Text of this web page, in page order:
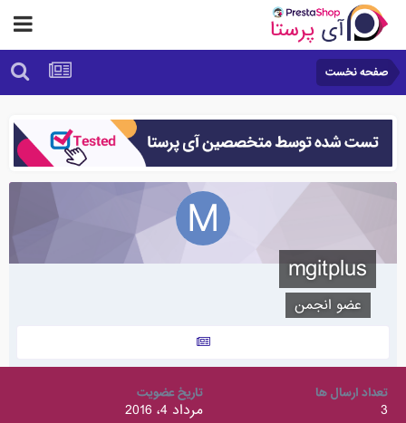
صفحه نخست
mgitplus
عضو انجمن
تعداد ارسال ها
3
تاریخ عضویت
مرداد 4، 2016